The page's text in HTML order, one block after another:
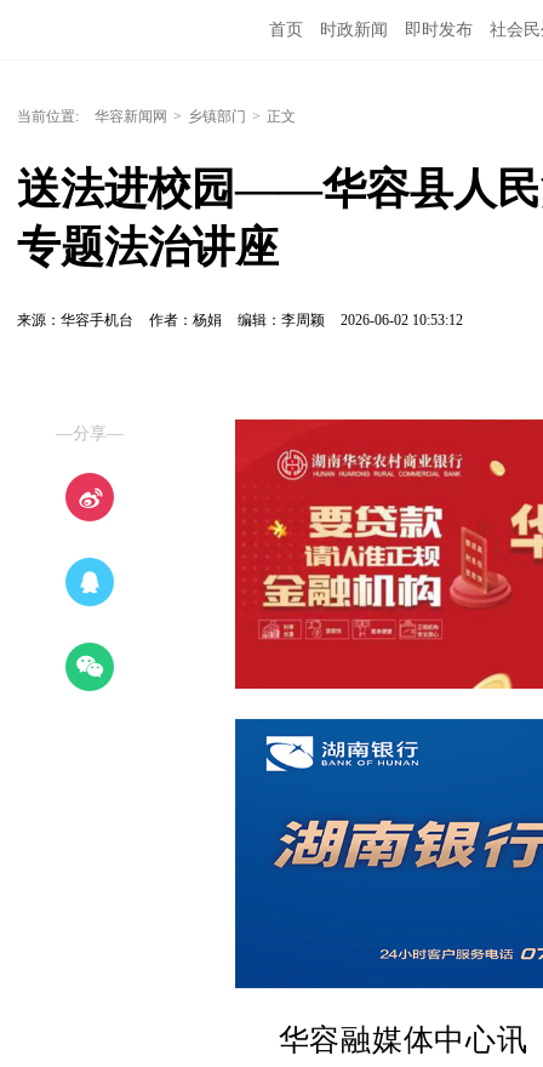
首页 时政新闻 即时发布 社会
当前位置: 华容新闻网 > 乡镇部门 > 正文
送法进校园——华容县人民
专题法治讲座
来源：华容手机台 作者：杨娟 编辑：李周颖 2026-06-02 10:53:12
—分享—
华容融媒体中心讯